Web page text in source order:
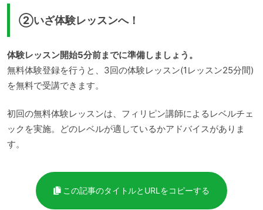
②いざ体験レッスンへ！
体験レッスン開始5分前までに準備しましょう。
無料体験登録を行うと、3回の体験レッスン(1レッスン25分間)
を無料で受講できます。
初回の無料体験レッスンは、フィリピン講師によるレベルチェ
ックを実施。どのレベルが適しているかアドバイスがありま
す。
この記事のタイトルとURLをコピーする